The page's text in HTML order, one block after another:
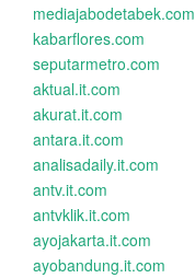
mediajabodetabek.com
kabarflores.com
seputarmetro.com
aktual.it.com
akurat.it.com
antara.it.com
analisadaily.it.com
antv.it.com
antvklik.it.com
ayojakarta.it.com
ayobandung.it.com